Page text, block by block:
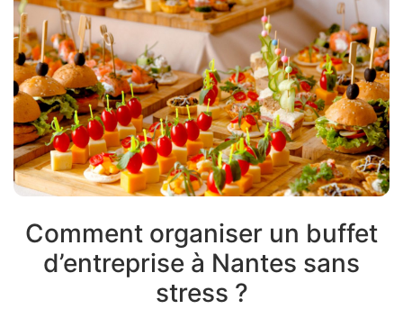
Comment organiser un buffet
d’entreprise à Nantes sans
stress ?